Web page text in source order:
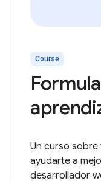
Course
Un curso sobre
ayudarte a
desarrollador